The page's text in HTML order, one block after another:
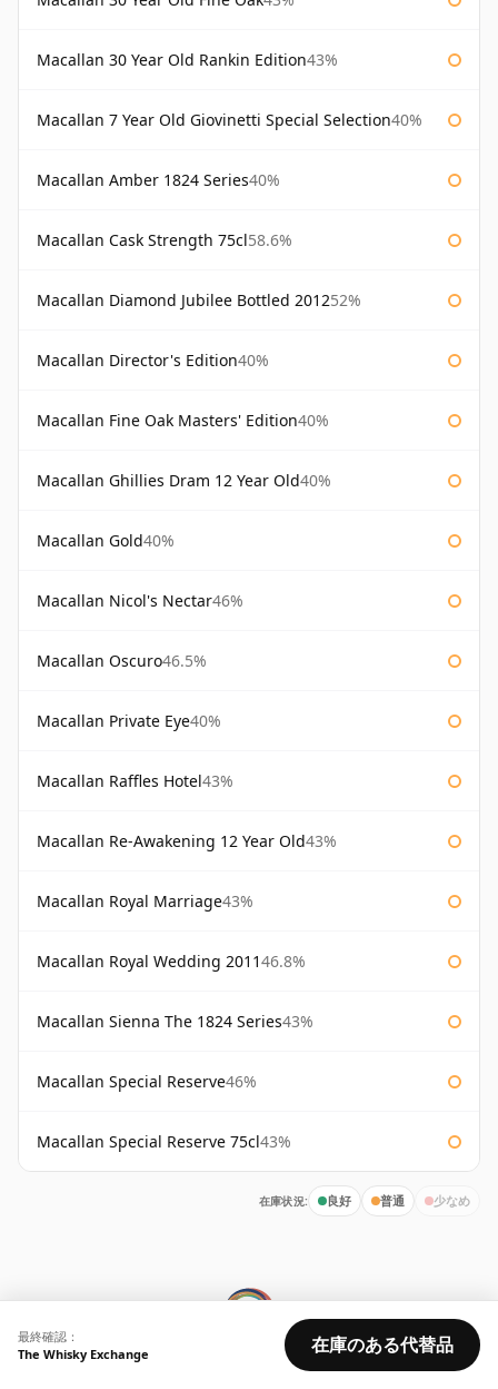
Macallan 30 Year Old Rankin Edition43%
Macallan 7 Year Old Giovinetti Special Selection40%
Macallan Amber 1824 Series40%
Macallan Cask Strength 75cl58.6%
Macallan Diamond Jubilee Bottled 201252%
Macallan Director's Edition40%
Macallan Fine Oak Masters' Edition40%
Macallan Ghillies Dram 12 Year Old40%
Macallan Gold40%
Macallan Nicol's Nectar46%
Macallan Oscuro46.5%
Macallan Private Eye40%
Macallan Raffles Hotel43%
Macallan Re-Awakening 12 Year Old43%
Macallan Royal Marriage43%
Macallan Royal Wedding 201146.8%
Macallan Sienna The 1824 Series43%
Macallan Special Reserve46%
Macallan Special Reserve 75cl43%
在庫状況: 良好 普通 少なめ
最終確認：
The Whisky Exchange
在庫のある代替品